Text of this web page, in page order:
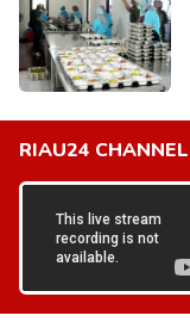
RIAU24 CHANNEL